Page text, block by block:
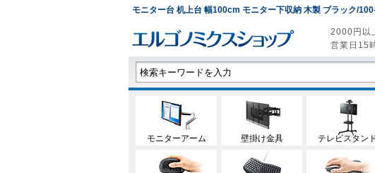
モニター台 机上台 幅100cm モニター下収納 木製 ブラック/
2000円以
営業日15
モニターアーム 壁掛け金具 テレビスタン